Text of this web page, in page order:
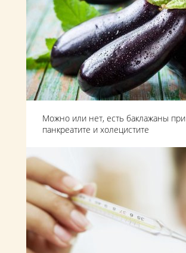
Можно или нет, есть баклажаны при
панкреатите и холецистите